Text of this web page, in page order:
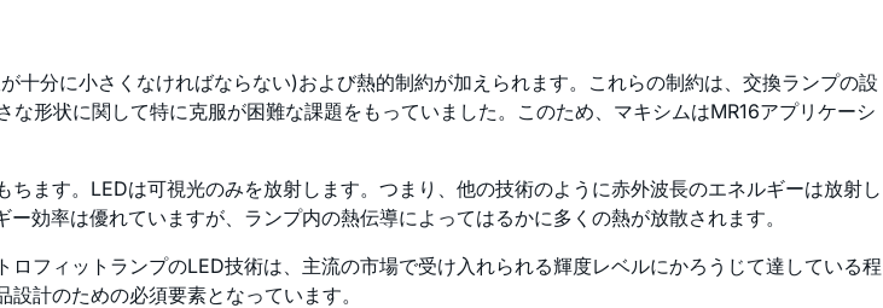
分に小さくなければならない)および熱的制約が加えられます。これらの制約は、交換ランプの設
形状に関して特に克服が困難な課題をもっていました。このため、マキシムはMR16アプリケーシ
ます。LEDは可視光のみを放射します。つまり、他の技術のように赤外波長のエネルギーは放射し
効率は優れていますが、ランプ内の熱伝導によってはるかに多くの熱が放散されます。
フィットランプのLED技術は、主流の市場で受け入れられる輝度レベルにかろうじて達している程
計のための必須要素となっています。